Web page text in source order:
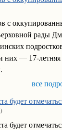
с
рады
них — 17-летняя
все
будет
будет